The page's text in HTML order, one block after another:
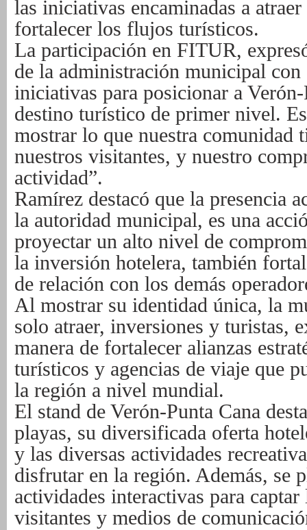
las iniciativas encaminadas a
fortalecer los flujos turísticos.
La participación en FITUR,
de la administración municipal
iniciativas para posicionar a
destino turístico de primer nivel.
mostrar lo que nuestra comunidad
nuestros visitantes, y nuestro
actividad”.
Ramírez destacó que la presencia
la autoridad municipal, es una
proyectar un alto nivel de
la inversión hotelera, también
de relación con los demás
Al mostrar su identidad única, la
solo atraer, inversiones y turistas,
manera de fortalecer alianzas
turísticos y agencias de viaje que
la región a nivel mundial.
El stand de Verón-Punta Cana
playas, su diversificada oferta
y las diversas actividades
disfrutar en la región. Además, se
actividades interactivas para
visitantes y medios de